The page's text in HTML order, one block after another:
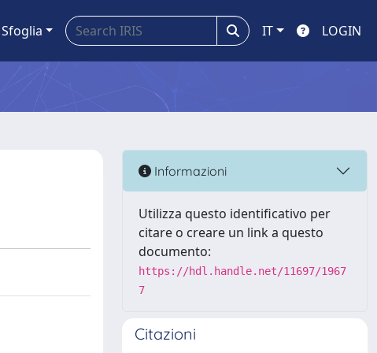
Sfoglia IT LOGIN
Informazioni
Utilizza questo identificativo per
citare o creare un link a questo
documento:
https://hdl.handle.net/11697/1967
7
Citazioni